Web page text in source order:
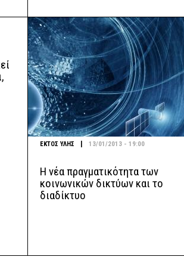
ΕΚΤΟΣ ΥΛΗΣ | 13/01/2013 - 19:00
Η νέα πραγματικότητα των
κοινωνικών δικτύων και το
διαδίκτυο